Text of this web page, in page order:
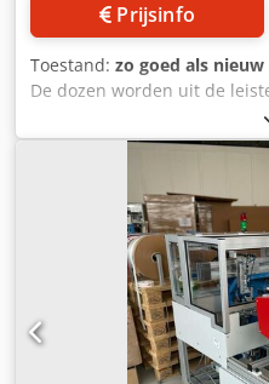
Prijsinfo
Toestand: zo goed als
De dozen worden uit de
vouwdozenmachine
de invoerband van de US-
systeem wordt de stapel
en gebanderolleerd met
voorstop. Bij de tweede
voorstop automatisch naar
display is ingesteld.
ingesteld via het display.
maakt individuele
kantenbeschermend
hoge kwaliteit. Capaciteit